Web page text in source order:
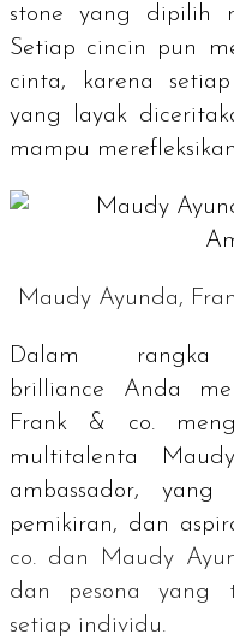
stone yang dipilih
Setiap cincin pun
cinta, karena
yang layak
mampu merefleksikan
Maudy Ayunda,
Dalam
brilliance Anda
Frank & co.
multitalenta
ambassador, yang
pemikiran, dan
co. dan Maudy
dan pesona yang
setiap individu.